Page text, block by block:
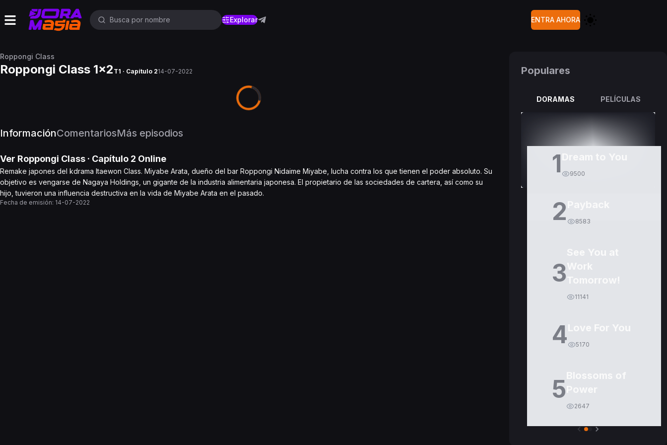
Explorar ENTRA AHORA
Roppongi Class
Roppongi Class 1x2 T1 · Capítulo 214-07-2022
InformaciónComentariosMás episodios
Ver Roppongi Class · Capítulo 2 Online
Remake japones del kdrama Itaewon Class. Miyabe Arata, dueño del bar Roppongi Nidaime Miyabe, lucha contra los que tienen el poder absoluto. Su
objetivo es vengarse de Nagaya Holdings, un gigante de la industria alimentaria japonesa. El propietario de las sociedades de cartera, así como su
hijo, tuvieron una influencia destructiva en la vida de Miyabe Arata en el pasado.
Fecha de emisión: 14-07-2022
Populares
DORAMAS PELÍCULAS
1 9500
2 8583
3
11141
4 5170
5
2647